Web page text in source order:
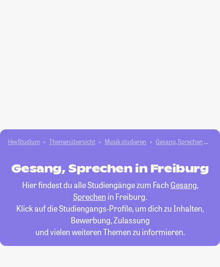
HeyStudium Themenübersicht Musik studieren Gesang, Sprechen
Gesang, Sprechen in Freiburg
Hier findest du alle Studiengänge zum Fach Gesang,
Sprechen in Freiburg.
Klick auf die Studiengangs-Profile, um dich zu Inhalten,
Bewerbung, Zulassung
und vielen weiteren Themen zu informieren.